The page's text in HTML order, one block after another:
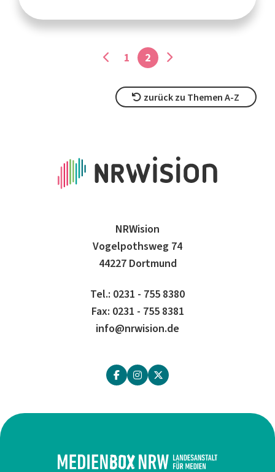
1 2
zurück zu Themen A-Z
NRWision
Vogelpothsweg 74
44227 Dortmund
Tel.: 0231 - 755 8380
Fax: 0231 - 755 8381
info@nrwision.de